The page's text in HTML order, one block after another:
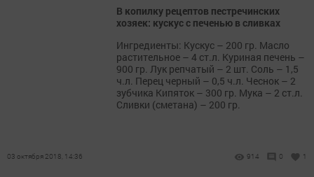
В копилку рецептов пестречинских
хозяек: кускус с печенью в сливках
Ингредиенты: Кускус – 200 гр. Масло
растительное – 4 ст.л. Куриная печень –
900 гр. Лук репчатый – 2 шт. Соль – 1,5
ч.л. Перец черный – 0,5 ч.л. Чеснок – 2
зубчика Кипяток – 300 гр. Мука – 2 ст.л.
Сливки (сметана) – 200 гр.
03 октября 2018, 14:36 914 0 1